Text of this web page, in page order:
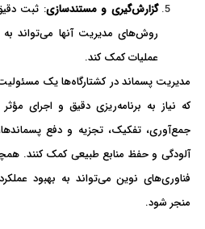
گزارش‌گیری و مستندسازی: ثبت
روش‌های مدیریت آنها می‌تواند
عملیات کمک کند.
مدیریت پسماند در کشتارگاه‌ها یک
که نیاز به برنامه‌ریزی دقیق و اجرای
جمع‌آوری، تفکیک، تجزیه و دفع
آلودگی و حفظ منابع طبیعی کمک کنند.
فناوری‌های نوین می‌تواند به بهبود
منجر شود.